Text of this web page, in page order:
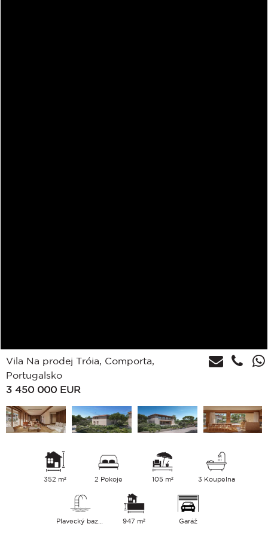
Vila Na prodej Tróia, Comporta,
Portugalsko
3 450 000 EUR
352 m² 2 Pokoje 105 m² 3 Koupelna
947 m² Garáž